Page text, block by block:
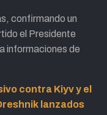
confirmando un
el Presidente
informaciones de
contra Kiyv y el
lanzados